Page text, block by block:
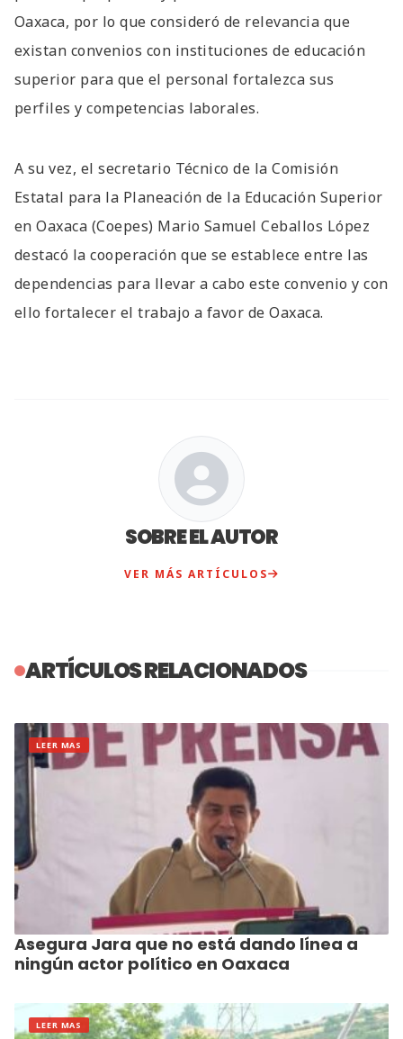
Oaxaca, por lo que consideró de relevancia que
existan convenios con instituciones de educación
superior para que el personal fortalezca sus
perfiles y competencias laborales.
A su vez, el secretario Técnico de la Comisión
Estatal para la Planeación de la Educación Superior
en Oaxaca (Coepes) Mario Samuel Ceballos López
destacó la cooperación que se establece entre las
dependencias para llevar a cabo este convenio y con
ello fortalecer el trabajo a favor de Oaxaca.
SOBRE EL AUTOR
VER MÁS ARTÍCULOS
ARTÍCULOS RELACIONADOS
LEER MAS
Asegura Jara que no está dando línea a
ningún actor político en Oaxaca
LEER MAS